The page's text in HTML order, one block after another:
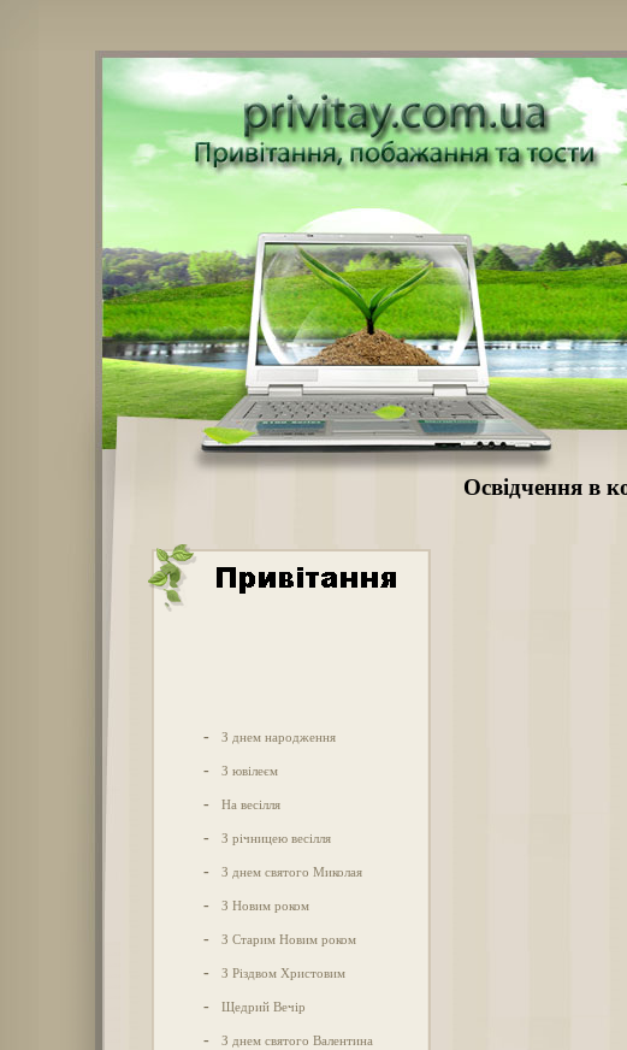
Освідчення в
- З днем народження
- З ювілеєм
- На весілля
- З річницею весілля
- З днем святого Миколая
- З Новим роком
- З Старим Новим роком
- З Різдвом Христовим
- Щедрий Вечір
- З днем святого Валентина